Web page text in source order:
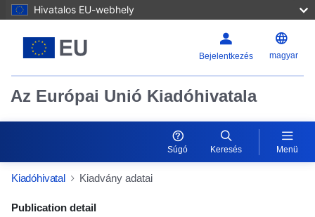
Hivatalos EU-webhely
Bejelentkezés magyar
Az Európai Unió Kiadóhivatala
Súgó Keresés Menü
Kiadóhivatal Kiadvány adatai
Publication Detail Actions Portlet
Publication detail